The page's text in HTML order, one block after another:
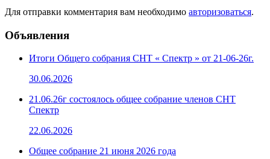
Для отправки комментария вам необходимо авторизоваться.
Объявления
Итоги Общего собрания СНТ « Спектр » от 21-06-26г.
30.06.2026
21.06.26г состоялось общее собрание членов СНТ
Спектр
22.06.2026
Общее собрание 21 июня 2026 года